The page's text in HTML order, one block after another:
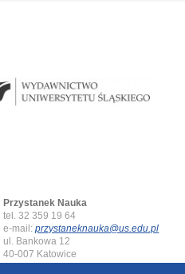
Przystanek Nauka
tel. 32 359 19 64
e-mail:przystaneknauka@us.edu.pl
ul. Bankowa 12
40-007 Katowice